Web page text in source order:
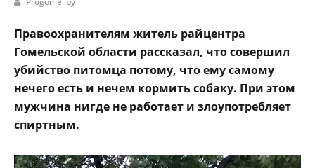
Правоохранителям житель райцентра
Гомельской области рассказал, что совершил
убийство питомца потому, что ему самому
нечего есть и нечем кормить собаку. При этом
мужчина нигде не работает и злоупотребляет
спиртным.